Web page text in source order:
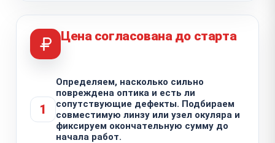
Цена согласована до старта
1
Определяем, насколько сильно
повреждена оптика и есть ли
сопутствующие дефекты. Подбираем
совместимую линзу или узел окуляра и
фиксируем окончательную сумму до
начала работ.